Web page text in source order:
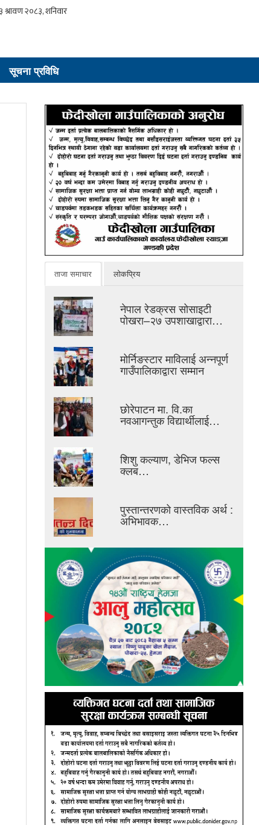
सूचना प्रविधि
ताजा समाचार लोकप्रिय
नेपाल रेडक्रस सोसाइटी
पोखरा–२७ उपशाखाद्वारा…
मोर्निङस्टार माविलाई अन्नपूर्ण
गाउँपालिकाद्वारा सम्मान
छोरेपाटन मा. वि.का
नवआगन्तुक विद्यार्थीलाई…
शिशु कल्याण, डेभिज फल्स
क्लब…
पुस्तान्तरणको वास्तविक अर्थ :
अभिभावक…